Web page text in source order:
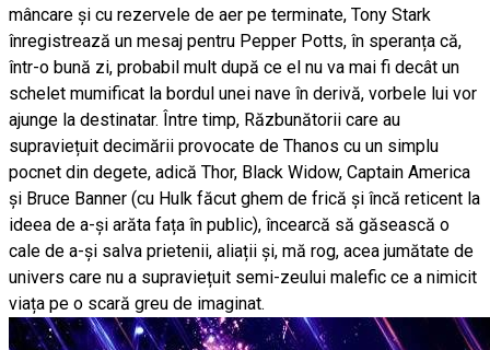
mâncare și cu rezervele de aer pe terminate, Tony Stark
înregistrează un mesaj pentru Pepper Potts, în speranța că,
într-o bună zi, probabil mult după ce el nu va mai fi decât un
schelet mumificat la bordul unei nave în derivă, vorbele lui vor
ajunge la destinatar. Între timp, Răzbunătorii care au
supraviețuit decimării provocate de Thanos cu un simplu
pocnet din degete, adică Thor, Black Widow, Captain America
și Bruce Banner (cu Hulk făcut ghem de frică și încă reticent la
ideea de a-și arăta fața în public), încearcă să găsească o
cale de a-și salva prietenii, aliații și, mă rog, acea jumătate de
univers care nu a supraviețuit semi-zeului malefic ce a nimicit
viața pe o scară greu de imaginat.